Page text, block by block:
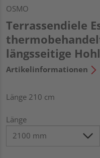
OSMO
Terrassendiele
längsseitige
Artikelinformationen
Länge 210 cm
Länge